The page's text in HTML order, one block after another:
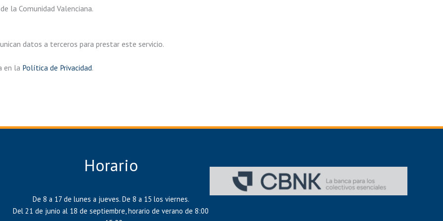
la Comunidad Valenciana.
datos a terceros para prestar este servicio.
en la Política de Privacidad.
Horario
De 8 a 17 de lunes a jueves. De 8 a 15 los viernes.
Del 21 de junio al 18 de septiembre, horario de verano de 8:00